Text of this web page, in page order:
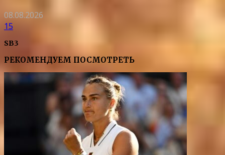
08.08.2026
15
SB3
РЕКОМЕНДУЕМ ПОСМОТРЕТЬ